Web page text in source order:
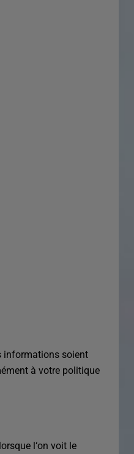
informations soient
à votre politique
l‘on voit le